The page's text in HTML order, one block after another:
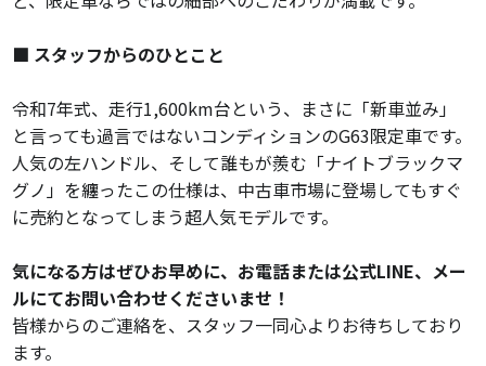
■ スタッフからのひとこと
令和7年式、走行1,600km台という、まさに「新車並み」
と言っても過言ではないコンディションのG63限定車です。
人気の左ハンドル、そして誰もが羨む「ナイトブラックマ
グノ」を纏ったこの仕様は、中古車市場に登場してもすぐ
に売約となってしまう超人気モデルです。
気になる方はぜひお早めに、お電話または公式LINE、メー
ルにてお問い合わせくださいませ！
皆様からのご連絡を、スタッフ一同心よりお待ちしており
ます。